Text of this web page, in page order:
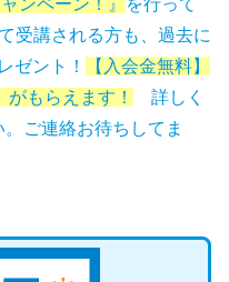
ンペーン！』
を行って
受講される方も、過去に
ゼント！
【入会金無料】
もらえます！
詳しく
ご連絡お待ちしてま